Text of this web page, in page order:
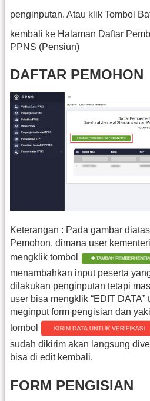
penginputan. Atau klik Tombol
kembali ke Halaman Daftar
PPNS (Pensiun)
DAFTAR PEMOHON
Keterangan : Pada gambar
Pemohon, dimana user
mengklik tombol
menambahkan input peserta
dilakukan penginputan tetapi
user bisa mengklik “EDIT
meginput form pengisian dan
tombol
sudah dikirim akan langsung
bisa di edit kembali.
FORM PENGISIAN